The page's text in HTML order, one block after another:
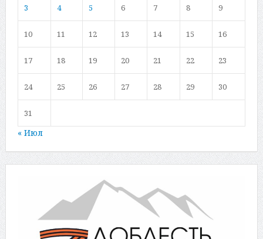
3 4 5 6 7 8 9
10 11 12 13 14 15 16
17 18 19 20 21 22 23
24 25 26 27 28 29 30
31
« Июл